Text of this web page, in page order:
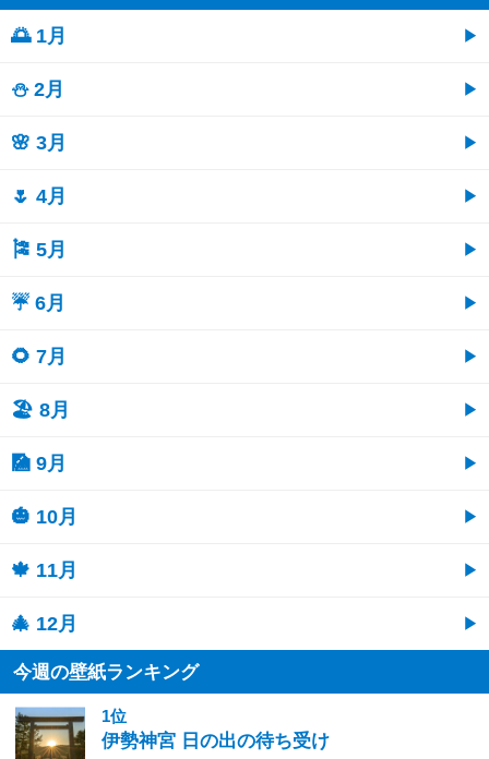
🌅 1月
⛄ 2月
🌸 3月
🌷 4月
🎏 5月
☔ 6月
🌻 7月
🏖 8月
🎑 9月
🎃 10月
🍁 11月
🎄 12月
今週の壁紙ランキング
1位
伊勢神宮 日の出の待ち受け